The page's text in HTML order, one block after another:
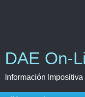
DAE On-
Información